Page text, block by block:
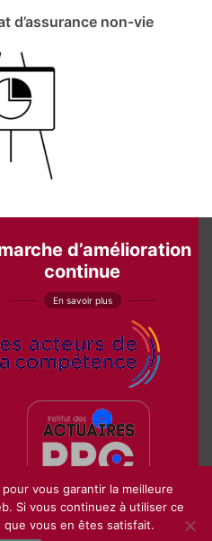
d’assurance non-vie
d’amélioration
continue
En savoir plus
vous garantir la meilleure
Si vous continuez à utiliser ce
vous en êtes satisfait.